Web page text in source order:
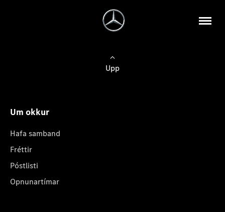
Upp
Um okkur
Hafa samband
Fréttir
Póstlisti
Opnunartímar